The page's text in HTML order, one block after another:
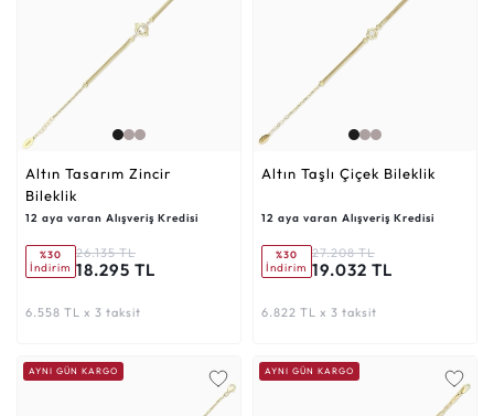
Altın Tasarım Zincir
Bileklik
12 aya varan Alışveriş Kredisi
%30
İndirim
26.135 TL
18.295 TL
6.558 TL x 3 taksit
Altın Taşlı Çiçek Bileklik
12 aya varan Alışveriş Kredisi
%30
İndirim
27.208 TL
19.032 TL
6.822 TL x 3 taksit
AYNI GÜN KARGO AYNI GÜN KARGO